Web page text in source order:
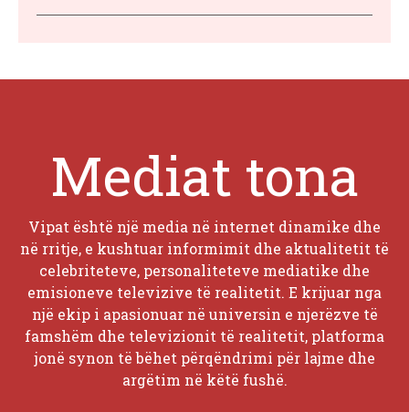
Mediat tona
Vipat është një media në internet dinamike dhe
në rritje, e kushtuar informimit dhe aktualitetit të
celebriteteve, personaliteteve mediatike dhe
emisioneve televizive të realitetit. E krijuar nga
një ekip i apasionuar në universin e njerëzve të
famshëm dhe televizionit të realitetit, platforma
jonë synon të bëhet përqëndrimi për lajme dhe
argëtim në këtë fushë.